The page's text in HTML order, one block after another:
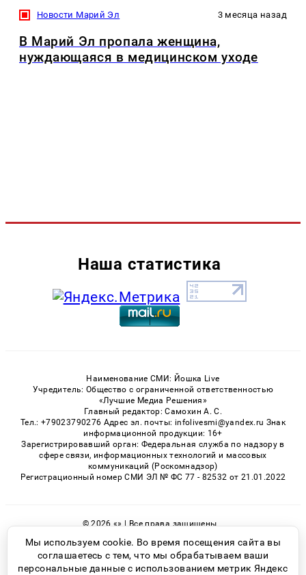
Новости Марий Эл 3 месяца назад
В Марий Эл пропала женщина,
нуждающаяся в медицинском уходе
Наша статистика
Наименование СМИ: Йошка Live
Учредитель: Общество с ограниченной ответственностью
«Лучшие Медиа Решения»
Главный редактор: Самохин А. С.
Тел.: +79023790276 Адрес эл. почты: infolivesmi@yandex.ru Знак
информационной продукции: 16+
Зарегистрировавший орган: Федеральная служба по надзору в
сфере связи, информационных технологий и массовых
коммуникаций (Роскомнадзор)
Регистрационный номер СМИ ЭЛ № ФС 77 - 82532 от 21.01.2022
© 2026 «» | Все права защищены
Возрастная категория сайта 16+
Политика конфиденциальности
Мы используем cookie. Во время посещения сайта вы
соглашаетесь с тем, что мы обрабатываем ваши
персональные данные с использованием метрик Яндекс